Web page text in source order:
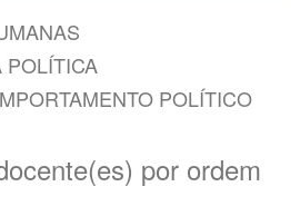
POLÍTICA
POLÍTICO
por ordem